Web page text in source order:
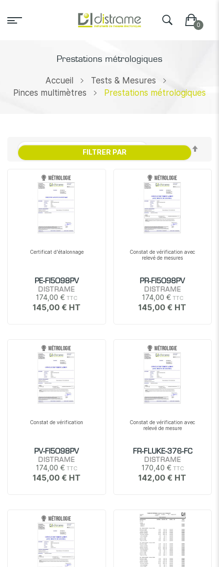
Prestations métrologiques
Accueil
Tests & Mesures
Pinces multimètres
Prestations métrologiques
Certificat d'étalonnage
PE-FI5098PV
DISTRAME
174,00 €
145,00 €
Constat de vérification avec
relevé de mesures
PR-FI5098PV
DISTRAME
174,00 €
145,00 €
Constat de vérification
PV-FI5098PV
DISTRAME
174,00 €
145,00 €
Constat de vérification avec
relevé de mesure
FR-FLUKE-376-FC
DISTRAME
170,40 €
142,00 €
FILTRER PAR